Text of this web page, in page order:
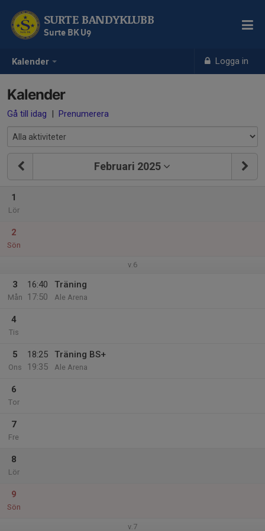
Kalender Logga in
SURTE BANDYKLUBB
Surte BK U9
Kalender
Gå till idag | Prenumerera
Februari 2025
1
Lör
2
Sön
v.6
3
Mån
16:40
17:50
Träning
Ale Arena
4
Tis
5
Ons
18:25
19:35
Träning BS+
Ale Arena
6
Tor
7
Fre
8
Lör
9
Sön
v.7